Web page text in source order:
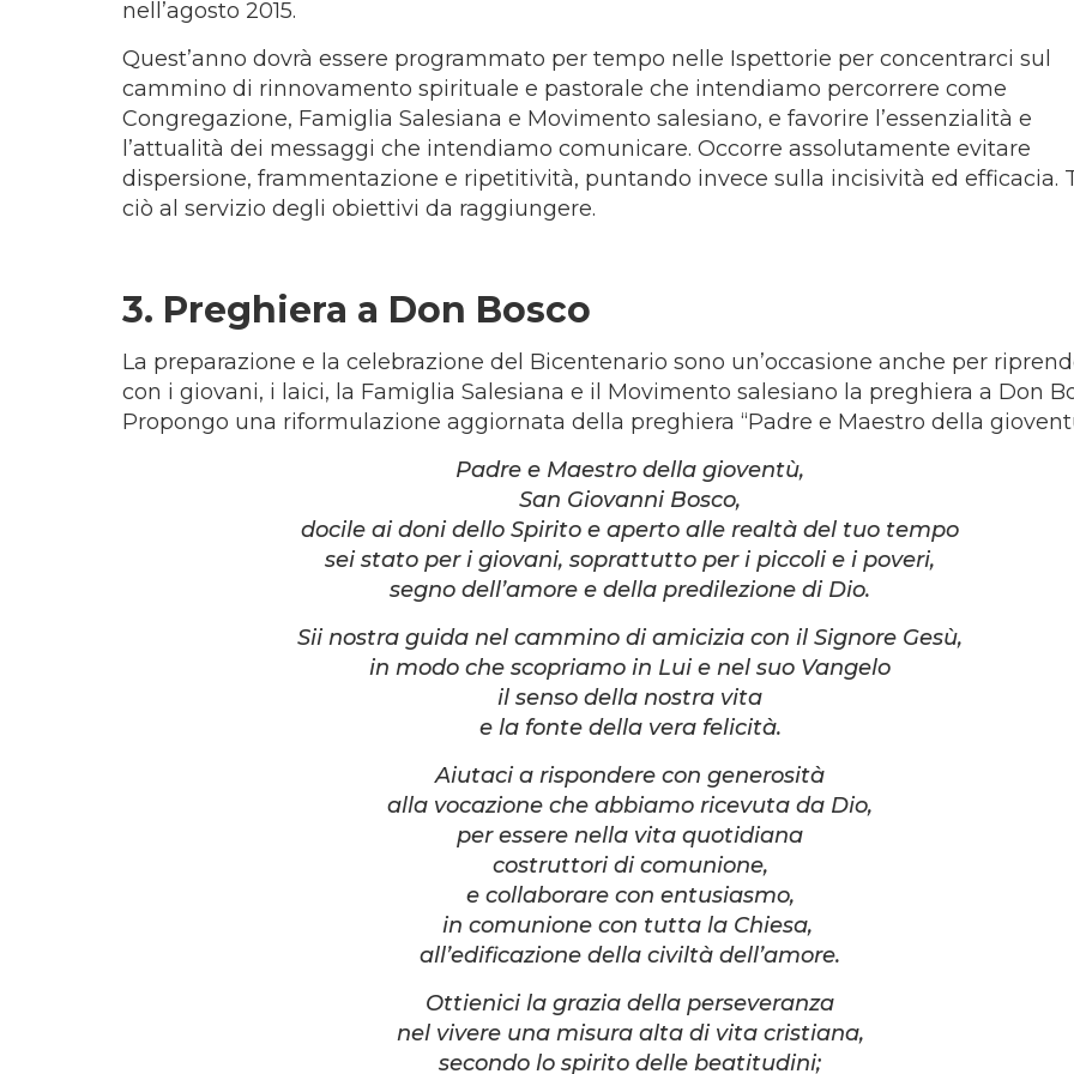
nell’agosto 2015.
Quest’anno dovrà essere programmato per tempo nelle Ispettorie per concentrarci sul
cammino di rinnovamento spirituale e pastorale che intendiamo percorrere come
Congregazione, Famiglia Salesiana e Movimento salesiano, e favorire l’essenzialità e
l’attualità dei messaggi che intendiamo comunicare. Occorre assolutamente evitare
dispersione, frammentazione e ripetitività, puntando invece sulla incisività ed efficacia.
ciò al servizio degli obiettivi da raggiungere.
3. Preghiera a Don Bosco
La preparazione e la celebrazione del Bicentenario sono un’occasione anche per
con i giovani, i laici, la Famiglia Salesiana e il Movimento salesiano la preghiera a Don
Propongo una riformulazione aggiornata della preghiera “Padre e Maestro della
Padre e Maestro della gioventù,
San Giovanni Bosco,
docile ai doni dello Spirito e aperto alle realtà del tuo tempo
sei stato per i giovani, soprattutto per i piccoli e i poveri,
segno dell’amore e della predilezione di Dio.
Sii nostra guida nel cammino di amicizia con il Signore Gesù,
in modo che scopriamo in Lui e nel suo Vangelo
il senso della nostra vita
e la fonte della vera felicità.
Aiutaci a rispondere con generosità
alla vocazione che abbiamo ricevuta da Dio,
per essere nella vita quotidiana
costruttori di comunione,
e collaborare con entusiasmo,
in comunione con tutta la Chiesa,
all’edificazione della civiltà dell’amore.
Ottienici la grazia della perseveranza
nel vivere una misura alta di vita cristiana,
secondo lo spirito delle beatitudini;